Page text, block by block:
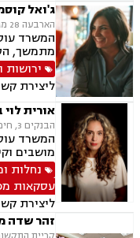
ג'ואל
הארבעה 28 מגדל חג'ג' צפוני, תל-אביב
המשרד
מתמשך,
ידועים
מקרקעין,
מיסוי
ירושות
ליצירת
אורית
הבנקים 3, חיפה
המשרד
מושבים
ישראל,
פל"ח
ירושות
נחלות
עסקאות
ליצירת
זהר שדה